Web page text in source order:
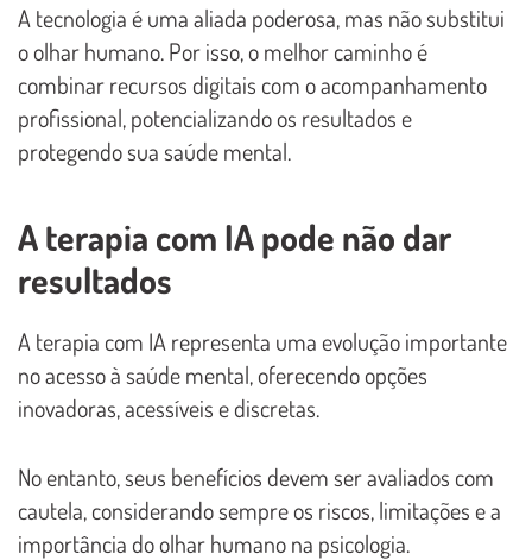
A tecnologia é uma aliada poderosa, mas não substitui
o olhar humano. Por isso, o melhor caminho é
combinar recursos digitais com o acompanhamento
profissional, potencializando os resultados e
protegendo sua saúde mental.
A terapia com IA pode não dar
resultados
A terapia com IA representa uma evolução importante
no acesso à saúde mental, oferecendo opções
inovadoras, acessíveis e discretas.
No entanto, seus benefícios devem ser avaliados com
cautela, considerando sempre os riscos, limitações e a
importância do olhar humano na psicologia.